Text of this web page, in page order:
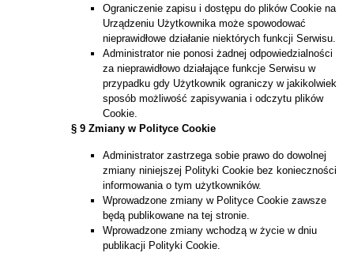
Ograniczenie zapisu i dostępu do plików Cookie na
Urządzeniu Użytkownika może spowodować
nieprawidłowe działanie niektórych funkcji Serwisu.
Administrator nie ponosi żadnej odpowiedzialności
za nieprawidłowo działające funkcje Serwisu w
przypadku gdy Użytkownik ograniczy w jakikolwiek
sposób możliwość zapisywania i odczytu plików
Cookie.
§ 9 Zmiany w Polityce Cookie
Administrator zastrzega sobie prawo do dowolnej
zmiany niniejszej Polityki Cookie bez konieczności
informowania o tym użytkowników.
Wprowadzone zmiany w Polityce Cookie zawsze
będą publikowane na tej stronie.
Wprowadzone zmiany wchodzą w życie w dniu
publikacji Polityki Cookie.